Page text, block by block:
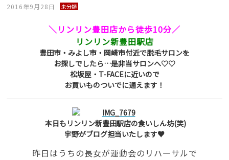
2016年9月28日 未分類
＼リンリン豊田店から徒歩10分／
リンリン新豊田駅店
豊田市・みよし市・岡崎市付近で脱毛サロンを
お探しでしたら…是非当サロンへ♡♡
松坂屋・T-FACEに近いので
お買いものついでに通えます！
本日もリンリン新豊田駅店の食いしん坊(笑)
宇野がブログ担当いたします♥
昨日はうちの長女が運動会のリハーサルで